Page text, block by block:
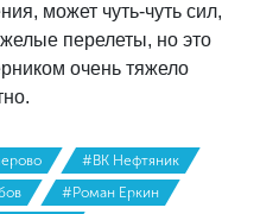
может чуть-чуть сил,
перелеты, но это
очень тяжело
#ВК Нефтяник
#Роман Еркин